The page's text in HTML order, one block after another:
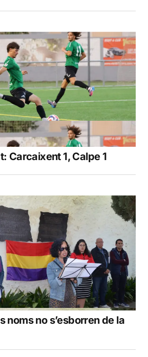
Carcaixent 1, Calpe 1
noms no s’esborren de la